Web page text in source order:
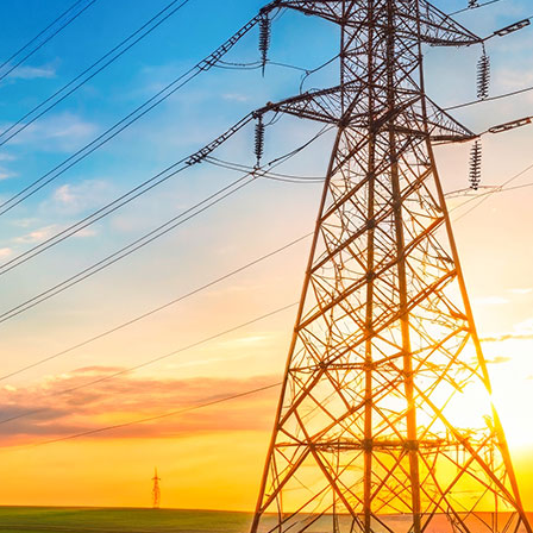
Zeilenabstand verkleinern
Graustufen
Großer Mauszeiger
Lesehilfe
Links unterstreichen
Animationen ausschalten
Hoher Kontrast